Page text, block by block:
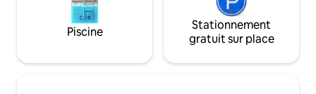
Piscine
Stationnement
gratuit sur place